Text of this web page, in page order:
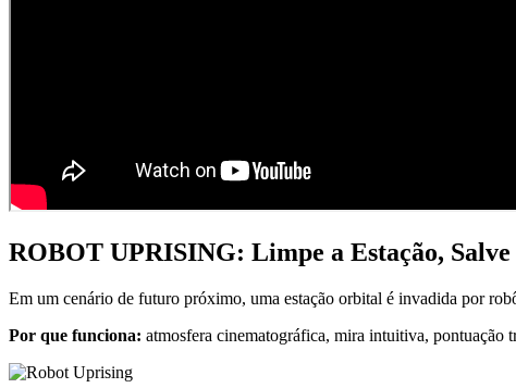
ROBOT UPRISING: Limpe a Estação,
Em um cenário de futuro próximo, uma estação orbital é invadida por
Por que funciona: atmosfera cinematográfica, mira intuitiva, pontuação